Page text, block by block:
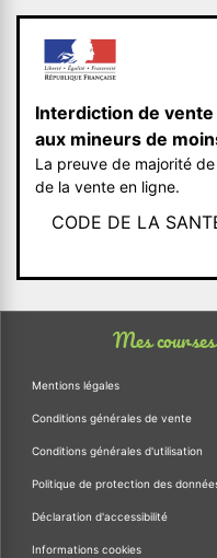
Interdiction de
aux mineurs de
La preuve de majorité
de la vente en ligne.
CODE DE LA
Mes courses
Mentions légales
Conditions générales de vente
Conditions générales d'utilisation
Politique de protection des
Déclaration d'accessibilité
Informations cookies